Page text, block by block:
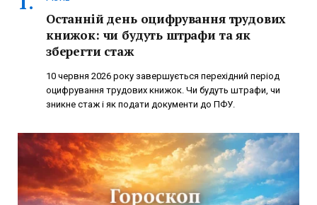
Останній день оцифрування трудових
книжок: чи будуть штрафи та як
зберегти стаж
10 червня 2026 року завершується перехідний період
оцифрування трудових книжок. Чи будуть штрафи, чи
зникне стаж і як подати документи до ПФУ.